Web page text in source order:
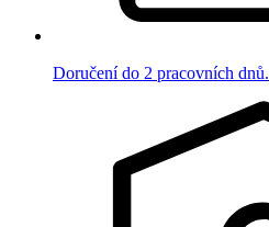
Doručení do 2 pracovních dnů.